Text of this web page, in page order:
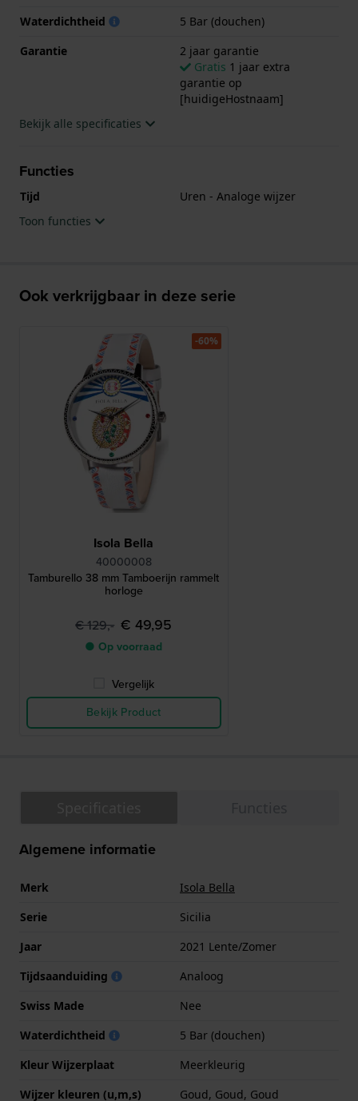
Waterdichtheid
5 Bar (douchen)
Garantie
2 jaar garantie
Gratis 1 jaar extra
garantie op
[huidigeHostnaam]
Bekijk alle specificaties
Functies
Tijd
Uren - Analoge wijzer
Toon functies
Ook verkrijgbaar in deze serie
Isola Bella
40000008
Tamburello 38 mm Tamboerijn rammelt
horloge
€ 129,- € 49,95
● Op voorraad
Vergelijk
Bekijk Product
-60%
Algemene informatie
Merk
Isola Bella
Serie
Sicilia
Jaar
2021 Lente/Zomer
Tijdsaanduiding
Analoog
Swiss Made
Nee
Waterdichtheid
5 Bar (douchen)
Kleur Wijzerplaat
Meerkleurig
Wijzer kleuren (u,m,s)
Goud, Goud, Goud